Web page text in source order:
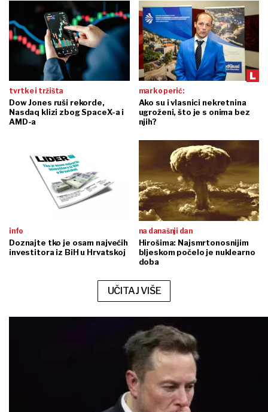
tvrtke i tržišta
Dow Jones ruši rekorde,
Nasdaq klizi zbog SpaceX-a i
AMD-a
marko perić:
Ako su i vlasnici nekretnina
ugroženi, što je s onima bez
njih?
info
Doznajte tko je osam najvećih
investitora iz BiH u Hrvatskoj
na današnji dan
Hirošima: Najsmrtonosnijim
bljeskom počelo je nuklearno
doba
UČITAJ VIŠE